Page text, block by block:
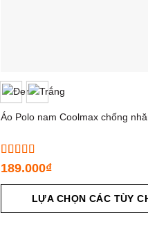
Áo Polo nam Coolmax chống
Được xếp
sao
189.000₫
LỰA CHỌN CÁC TÙY